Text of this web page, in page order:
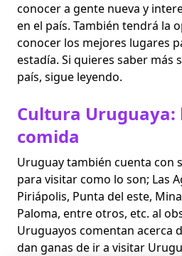
conocer a gente nueva y
en el país. También tendrá la
conocer los mejores lugares
estadía. Si quieres saber más
país, sigue leyendo.
Cultura Uruguaya:
comida
Uruguay también cuenta con
para visitar como lo son; Las
Piriápolis, Punta del este,
Paloma, entre otros, etc. al
Uruguayos comentan acerca
dan ganas de ir a visitar